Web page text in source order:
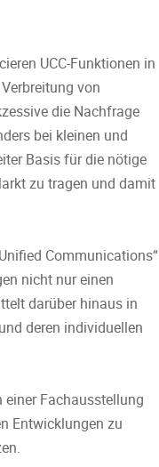
UCC-Funktionen in
von
die Nachfrage
bei kleinen und
Basis für die nötige
zu tragen und damit
Communications“
nicht nur einen
darüber hinaus in
deren individuellen
Fachausstellung
Entwicklungen zu